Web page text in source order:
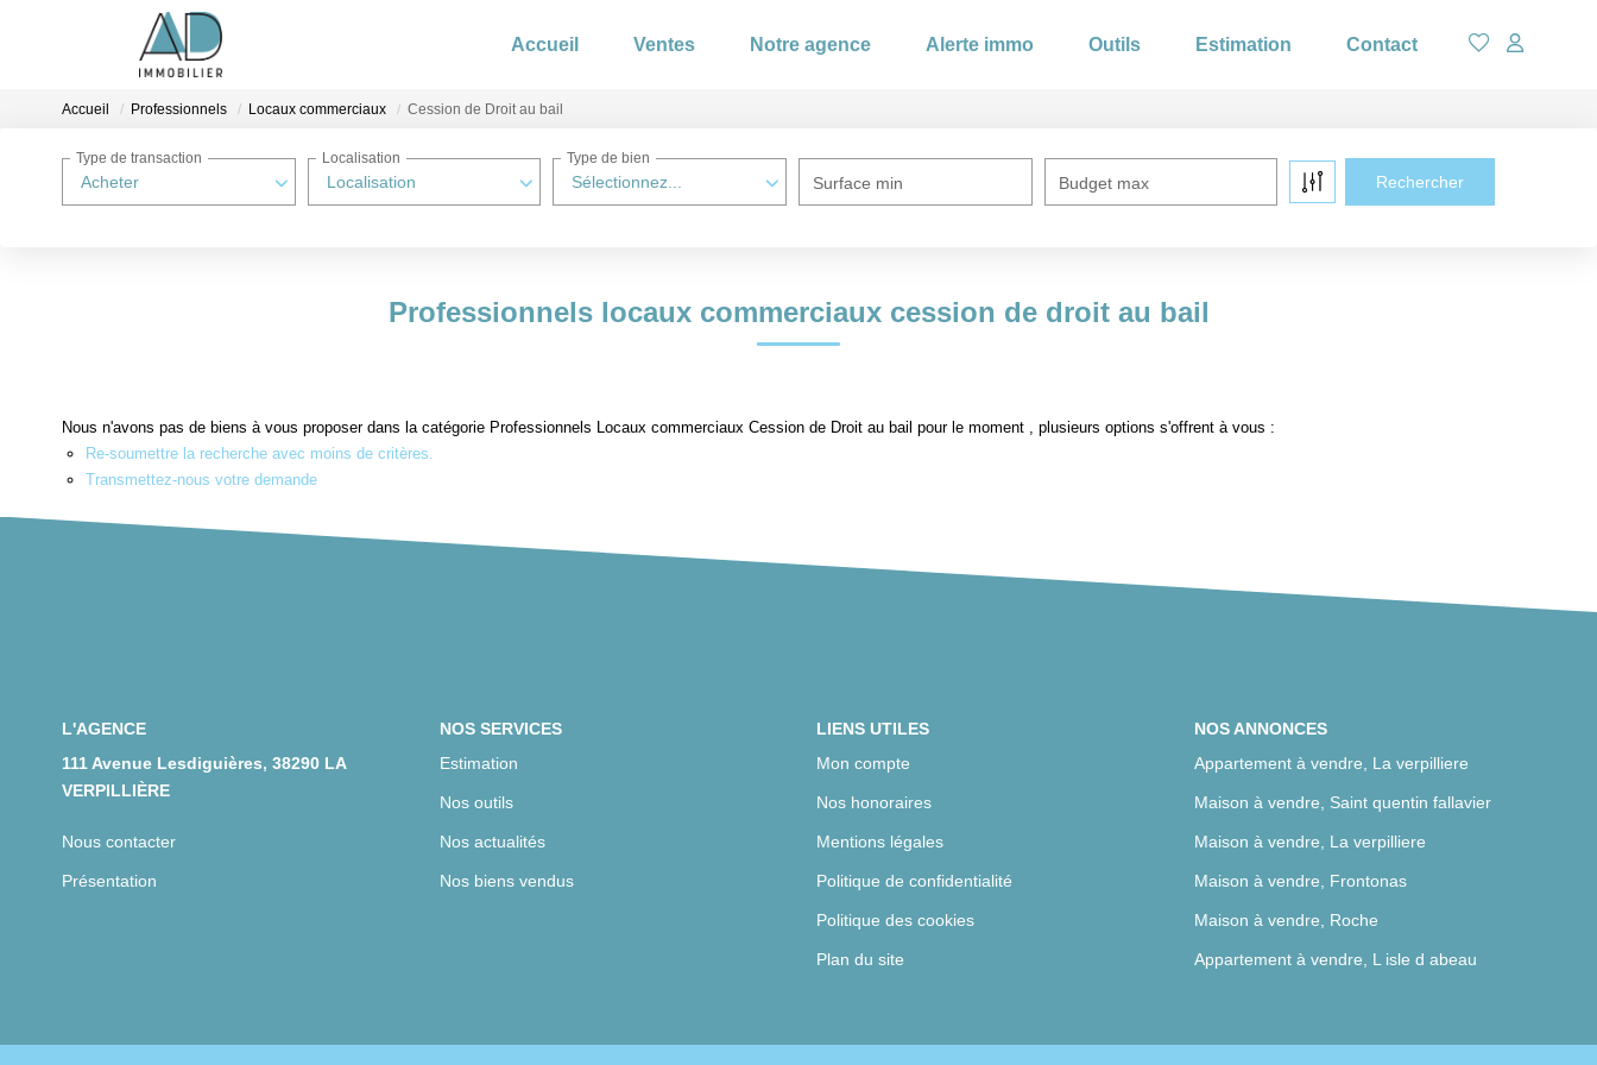
Accueil Ventes Notre agence Alerte immo Outils Estimation Contact
Accueil Professionnels Locaux commerciaux Cession de Droit au bail
Acheter
Type de transaction
Localisation
Localisation
Sélectionnez...
Type de bien
Surface min Budget max
Professionnels locaux commerciaux cession de droit au bail
Nous n'avons pas de biens à vous proposer dans la catégorie Professionnels Locaux commerciaux Cession de Droit au bail pour le moment , plusieurs options s'offrent à vous :
Re-soumettre la recherche avec moins de critères.
Transmettez-nous votre demande
L'AGENCE
111 Avenue Lesdiguières, 38290 LA
VERPILLIÈRE
Nous contacter
Présentation
NOS SERVICES
Estimation
Nos outils
Nos actualités
Nos biens vendus
LIENS UTILES
Mon compte
Nos honoraires
Mentions légales
Politique de confidentialité
Politique des cookies
Plan du site
NOS ANNONCES
Appartement à vendre, La verpilliere
Maison à vendre, Saint quentin fallavier
Maison à vendre, La verpilliere
Maison à vendre, Frontonas
Maison à vendre, Roche
Appartement à vendre, L isle d abeau